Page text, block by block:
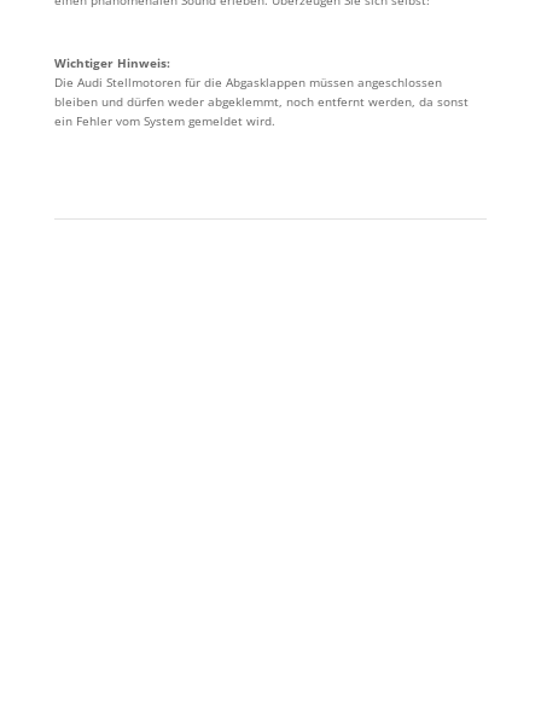
Wichtiger Hinweis:
Die Audi Stellmotoren für die Abgasklappen müssen angeschlossen
bleiben und dürfen weder abgeklemmt, noch entfernt werden, da sonst
ein Fehler vom System gemeldet wird.